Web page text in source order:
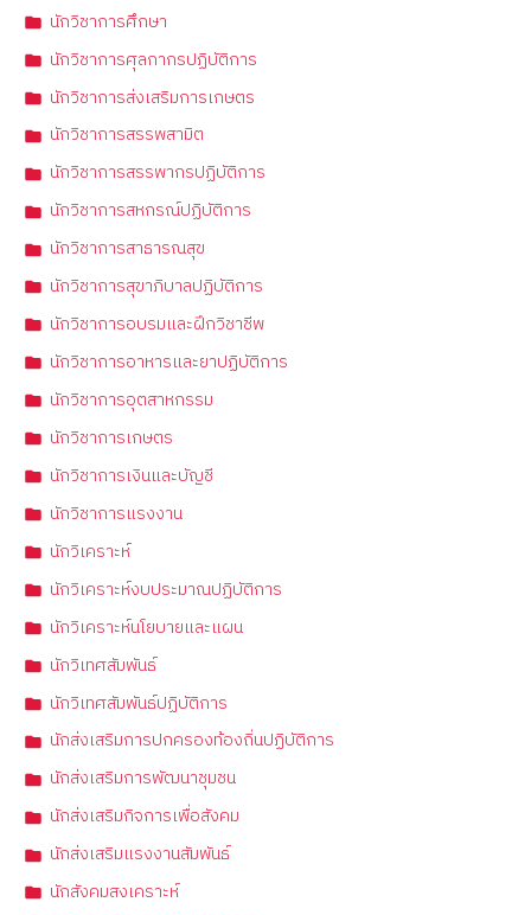
นักวิชาการศึกษา
นักวิชาการศุลกากรปฏิบัติการ
นักวิชาการส่งเสริมการเกษตร
นักวิชาการสรรพสามิต
นักวิชาการสรรพากรปฏิบัติการ
นักวิชาการสหกรณ์ปฏิบัติการ
นักวิชาการสาธารณสุข
นักวิชาการสุขาภิบาลปฏิบัติการ
นักวิชาการอบรมและฝึกวิชาชีพ
นักวิชาการอาหารและยาปฏิบัติการ
นักวิชาการอุตสาหกรรม
นักวิชาการเกษตร
นักวิชาการเงินและบัญชี
นักวิชาการแรงงาน
นักวิเคราะห์
นักวิเคราะห์งบประมาณปฏิบัติการ
นักวิเคราะห์นโยบายและแผน
นักวิเทศสัมพันธ์
นักวิเทศสัมพันธ์ปฏิบัติการ
นักส่งเสริมการปกครองท้องถิ่นปฏิบัติการ
นักส่งเสริมการพัฒนาชุมชน
นักส่งเสริมกิจการเพื่อสังคม
นักส่งเสริมแรงงานสัมพันธ์
นักสังคมสงเคราะห์